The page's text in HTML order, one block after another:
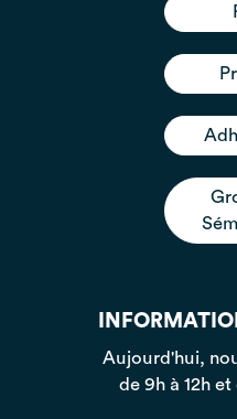
Aujourd'hui,
de 9h à 12h et